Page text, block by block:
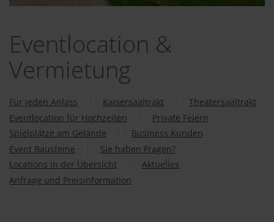
Eventlocation &
Vermietung
Für jeden Anlass Kaisersaaltrakt
Theatersaaltrakt
Eventlocation für Hochzeiten
Private Feiern
Spielplätze am Gelände
Business Kunden
Event Bausteine
Sie haben Fragen?
Locations in der Übersicht
Aktuelles
Anfrage und Preisinformation